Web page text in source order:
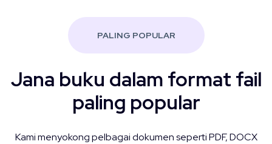
PALING POPULAR
Jana buku dalam format fail
paling popular
Kami menyokong pelbagai dokumen seperti PDF, DOCX